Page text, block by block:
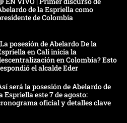
de la Espriella como
de Colombia
posesión de Abelardo De la
en Cali inicia la
en Colombia? Esto
el alcalde Eder
será la posesión de Abelardo de
Espriella este 7 de agosto:
oficial y detalles clave